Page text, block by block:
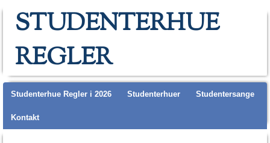
STUDENTERHUE
REGLER
Main menu
Studenterhue Regler i 2026 Studenterhuer Studentersange
Kontakt